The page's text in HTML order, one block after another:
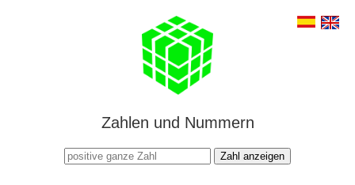
Zahlen und Nummern
Zahl anzeigen